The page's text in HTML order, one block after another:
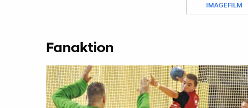
IMAGEFILM
Fanaktion